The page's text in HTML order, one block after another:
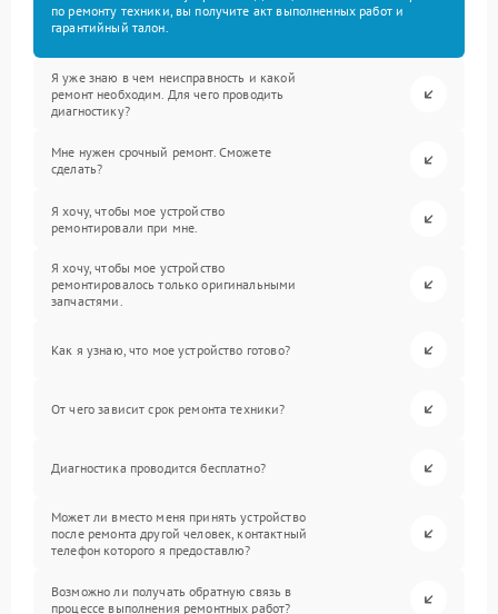
по ремонту техники, вы получите акт выполненных работ и
гарантийный талон.
Я уже знаю в чем неисправность и какой
ремонт необходим. Для чего проводить
диагностику?
Мне нужен срочный ремонт. Сможете
сделать?
Я хочу, чтобы мое устройство
ремонтировали при мне.
Я хочу, чтобы мое устройство
ремонтировалось только оригинальными
запчастями.
Как я узнаю, что мое устройство готово?
От чего зависит срок ремонта техники?
Диагностика проводится бесплатно?
Может ли вместо меня принять устройство
после ремонта другой человек, контактный
телефон которого я предоставлю?
Возможно ли получать обратную связь в
процессе выполнения ремонтных работ?